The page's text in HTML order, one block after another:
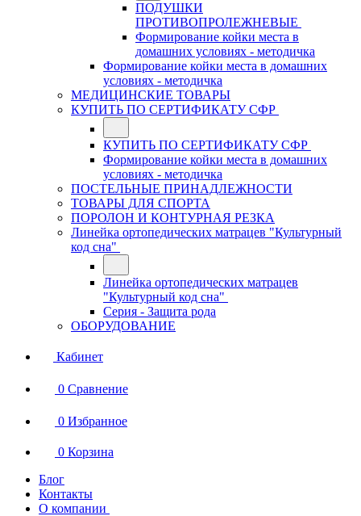
ПОДУШКИ
ПРОТИВОПРОЛЕЖНЕВЫЕ
Формирование койки места в
домашних условиях - методичка
Формирование койки места в домашних
условиях - методичка
МЕДИЦИНСКИЕ ТОВАРЫ
КУПИТЬ ПО СЕРТИФИКАТУ СФР
КУПИТЬ ПО СЕРТИФИКАТУ СФР
Формирование койки места в домашних
условиях - методичка
ПОСТЕЛЬНЫЕ ПРИНАДЛЕЖНОСТИ
ТОВАРЫ ДЛЯ СПОРТА
ПОРОЛОН И КОНТУРНАЯ РЕЗКА
Линейка ортопедических матрацев "Культурный
код сна"
Линейка ортопедических матрацев
"Культурный код сна"
Серия - Защита рода
ОБОРУДОВАНИЕ
Кабинет
0 Сравнение
0 Избранное
0 Корзина
Блог
Контакты
О компании